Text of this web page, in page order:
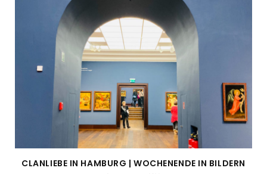
CLANLIEBE IN HAMBURG | WOCHENENDE IN BILDERN